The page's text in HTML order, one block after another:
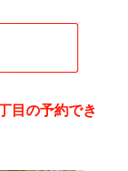
目の予約でき